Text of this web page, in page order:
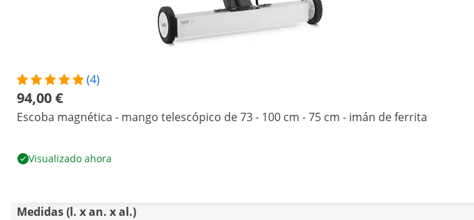
(4)
94,00 €
Escoba magnética - mango telescópico de 73 - 100 cm - 75 cm - imán de ferrita
Visualizado ahora
Medidas (l. x an. x al.)